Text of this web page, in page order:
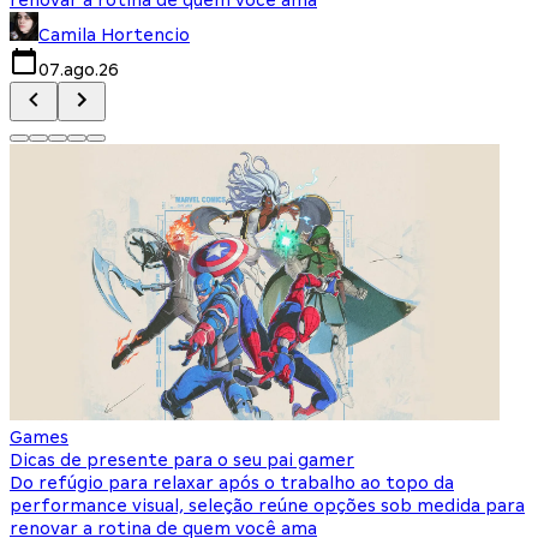
Camila Hortencio
07.ago.26
Games
Dicas de presente para o seu pai gamer
Do refúgio para relaxar após o trabalho ao topo da
performance visual, seleção reúne opções sob medida para
renovar a rotina de quem você ama